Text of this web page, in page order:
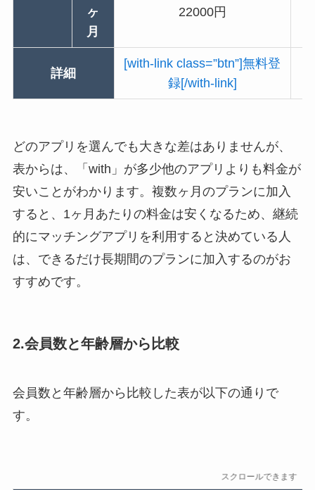
ヶ
月
22000円
詳細
[with-link class=”btn”]無料登
録[/with-link]
どのアプリを選んでも大きな差はありませんが、
表からは、「with」が多少他のアプリよりも料金が
安いことがわかります。複数ヶ月のプランに加入
すると、1ヶ月あたりの料金は安くなるため、継続
的にマッチングアプリを利用すると決めている人
は、できるだけ長期間のプランに加入するのがお
すすめです。
2.会員数と年齢層から比較
会員数と年齢層から比較した表が以下の通りで
す。
スクロールできます